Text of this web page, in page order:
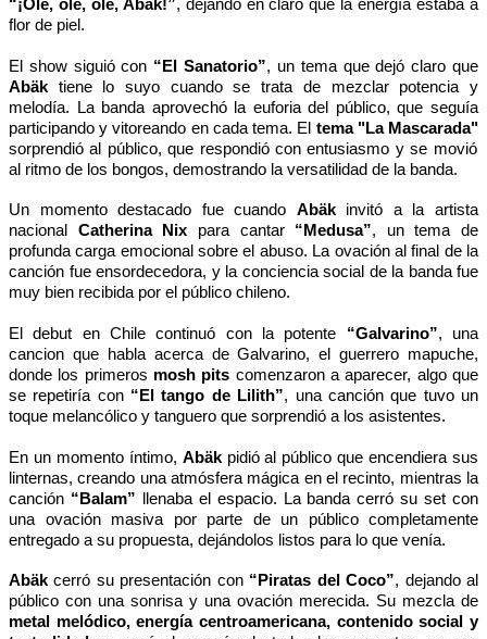
“¡Ole, ole, ole, Abäk!”, dejando en claro que la energía estaba a
flor de piel.
El show siguió con “El Sanatorio”, un tema que dejó claro que
Abäk tiene lo suyo cuando se trata de mezclar potencia y
melodía. La banda aprovechó la euforia del público, que seguía
participando y vitoreando en cada tema. El tema "La Mascarada"
sorprendió al público, que respondió con entusiasmo y se movió
al ritmo de los bongos, demostrando la versatilidad de la banda.
Un momento destacado fue cuando Abäkinvitó a la artista
nacional Catherina Nix para cantar “Medusa”, un tema de
profunda carga emocional sobre el abuso. La ovación al final de la
canción fue ensordecedora, y la conciencia social de la banda fue
muy bien recibida por el público chileno.
El debut en Chile continuó con la potente “Galvarino”, una
cancion que habla acerca de Galvarino, el guerrero mapuche,
donde los primeros mosh pits comenzaron a aparecer, algo que
se repetiría con “El tango de Lilith”, una canción que tuvo un
toque melancólico y tanguero que sorprendió a los asistentes.
En un momento íntimo, Abäkpidió al público que encendiera sus
linternas, creando una atmósfera mágica en el recinto, mientras la
canción “Balam” llenaba el espacio. La banda cerró su set con
una ovación masiva por parte de un público completamente
entregado a su propuesta, dejándolos listos para lo que venía.
Abäk cerró su presentación con “Piratas del Coco”, dejando al
público con una sonrisa y una ovación merecida. Su mezcla de
metal melódico, energía centroamericana, contenido social y